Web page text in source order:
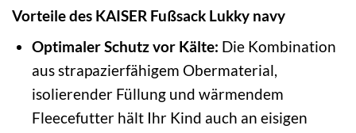
Vorteile des KAISER Fußsack Lukky navy
Optimaler Schutz vor Kälte: Die Kombination
aus strapazierfähigem Obermaterial,
isolierender Füllung und wärmendem
Fleecefutter hält Ihr Kind auch an eisigen